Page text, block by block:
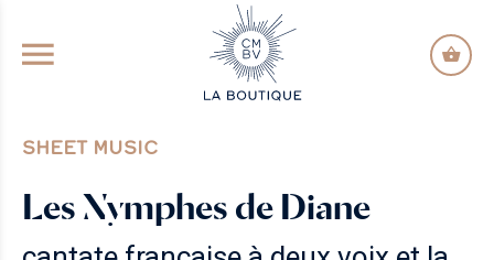
GO TO PRINCIPAL CONTENT
SHEET MUSIC
Les Nymphes de Diane